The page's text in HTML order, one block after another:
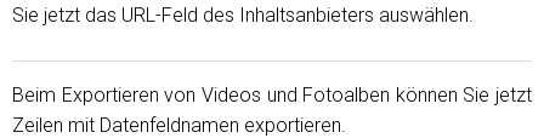
Sie jetzt das URL-Feld des Inhaltsanbieters auswählen.
Beim Exportieren von Videos und Fotoalben können Sie jetzt
Zeilen mit Datenfeldnamen exportieren.